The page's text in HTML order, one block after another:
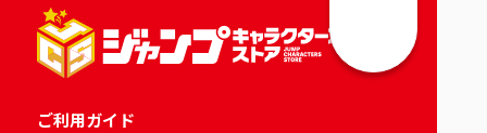
ご利用ガイド